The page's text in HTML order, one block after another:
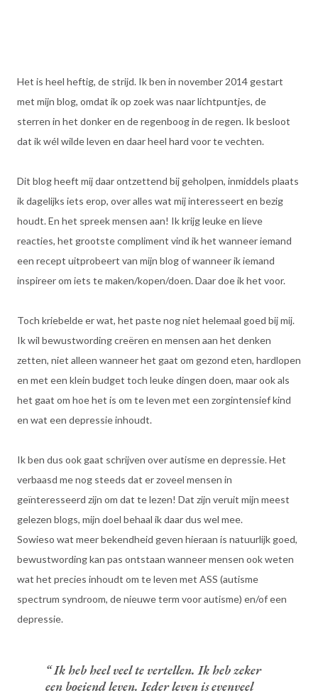
Het is heel heftig, de strijd. Ik ben in november 2014 gestart
met mijn blog, omdat ik op zoek was naar lichtpuntjes, de
sterren in het donker en de regenboog in de regen. Ik besloot
dat ik wél wilde leven en daar heel hard voor te vechten.
Dit blog heeft mij daar ontzettend bij geholpen, inmiddels plaats
ik dagelijks iets erop, over alles wat mij interesseert en bezig
houdt. En het spreek mensen aan! Ik krijg leuke en lieve
reacties, het grootste compliment vind ik het wanneer iemand
een recept uitprobeert van mijn blog of wanneer ik iemand
inspireer om iets te maken/kopen/doen. Daar doe ik het voor.
Toch kriebelde er wat, het paste nog niet helemaal goed bij mij.
Ik wil bewustwording creëren en mensen aan het denken
zetten, niet alleen wanneer het gaat om gezond eten, hardlopen
en met een klein budget toch leuke dingen doen, maar ook als
het gaat om hoe het is om te leven met een zorgintensief kind
en wat een depressie inhoudt.
Ik ben dus ook gaat schrijven over autisme en depressie. Het
verbaasd me nog steeds dat er zoveel mensen in
geïnteresseerd zijn om dat te lezen! Dat zijn veruit mijn meest
gelezen blogs, mijn doel behaal ik daar dus wel mee.
Sowieso wat meer bekendheid geven hieraan is natuurlijk goed,
bewustwording kan pas ontstaan wanneer mensen ook weten
wat het precies inhoudt om te leven met ASS (autisme
spectrum syndroom, de nieuwe term voor autisme) en/of een
depressie.
Ik heb heel veel te vertellen. Ik heb zeker
een boeiend leven. Ieder leven is evenveel